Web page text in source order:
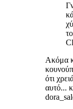
Ακόμα
ότι
αυτό...